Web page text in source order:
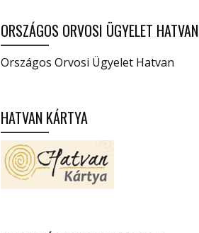
ORSZÁGOS ORVOSI ÜGYELET HATVAN
Országos Orvosi Ügyelet Hatvan
HATVAN KÁRTYA